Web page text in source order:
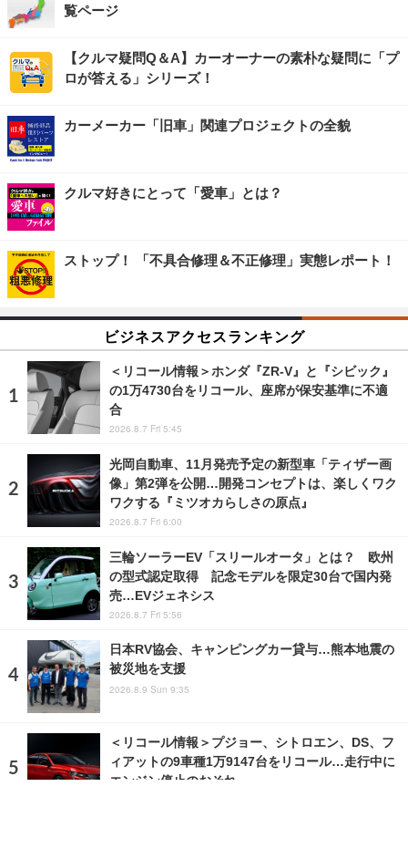
覧ページ
【クルマ疑問Q＆A】カーオーナーの素朴な疑問に「プ
ロが答える」シリーズ！
カーメーカー「旧車」関連プロジェクトの全貌
クルマ好きにとって「愛車」とは？
ストップ！ 「不具合修理＆不正修理」実態レポート！
ビジネスアクセスランキング
＜リコール情報＞ホンダ『ZR-V』と『シビック』
の1万4730台をリコール、座席が保安基準に不適
合
2026.8.7 Fri 5:45
光岡自動車、11月発売予定の新型車「ティザー画
像」第2弾を公開…開発コンセプトは、楽しくワク
ワクする『ミツオカらしさの原点』
2026.8.7 Fri 6:00
三輪ソーラーEV「スリールオータ」とは？ 欧州
の型式認定取得 記念モデルを限定30台で国内発
売…EVジェネシス
2026.8.7 Fri 5:56
日本RV協会、キャンピングカー貸与…熊本地震の
被災地を支援
2026.8.9 Sun 9:35
＜リコール情報＞プジョー、シトロエン、DS、フ
ィアットの9車種1万9147台をリコール…走行中に
エンジン停止のおそれ